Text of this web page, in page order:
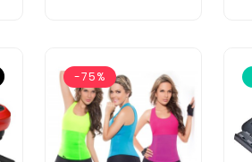
-75%